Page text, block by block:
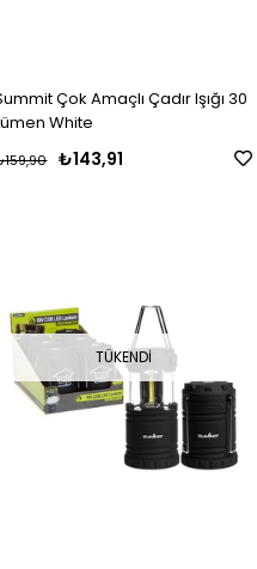
Çok Amaçlı Çadır Işığı 30
White
₺143,91
TÜKENDI